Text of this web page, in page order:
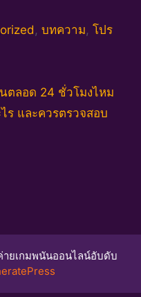
,บทความ,โปร
ตลอด 24 ชั่วโมงไหม
ร และควรตรวจสอบ
ายเกมพนันออนไลน์อับดับ